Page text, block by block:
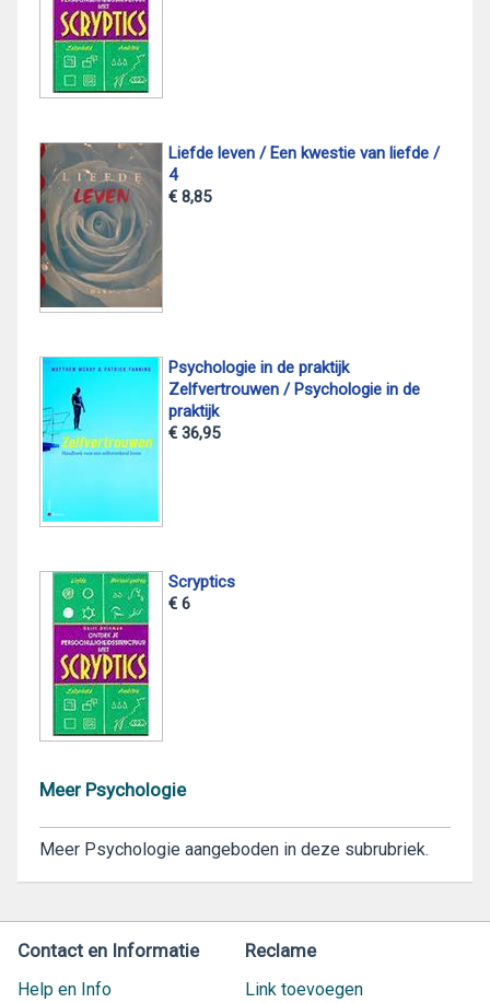
Liefde leven / Een kwestie van liefde /
4
€ 8,85
Psychologie in de praktijk
Zelfvertrouwen / Psychologie in de
praktijk
€ 36,95
Scryptics
€ 6
Meer Psychologie
Meer Psychologie aangeboden in deze subrubriek.
Contact en Informatie
Help en Info
Reclame
Link toevoegen